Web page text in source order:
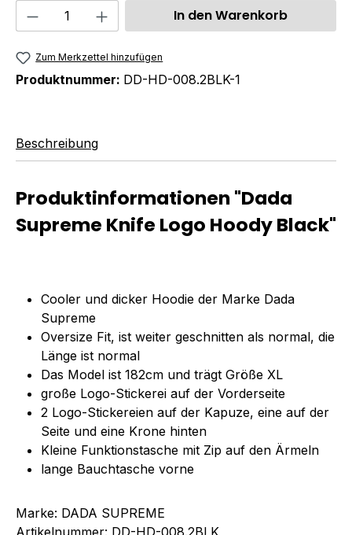
Produkt Anzahl: Gib denIn den Warenkorb
Zum Merkzettel hinzufügen
Produktnummer: DD-HD-008.2BLK-1
Beschreibung
Produktinformationen "Dada
Supreme Knife Logo Hoody Black"
Cooler und dicker Hoodie der Marke Dada
Supreme
Oversize Fit, ist weiter geschnitten als normal, die
Länge ist normal
Das Model ist 182cm und trägt Größe XL
große Logo-Stickerei auf der Vorderseite
2 Logo-Stickereien auf der Kapuze, eine auf der
Seite und eine Krone hinten
Kleine Funktionstasche mit Zip auf den Ärmeln
lange Bauchtasche vorne
Marke: DADA SUPREME
Artikelnummer: DD-HD-008.2BLK